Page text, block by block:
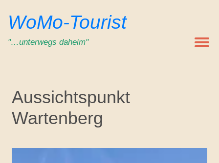
Inhalt
springen
WoMo-Tourist
"…unterwegs daheim"
Aussichtspunkt
Wartenberg